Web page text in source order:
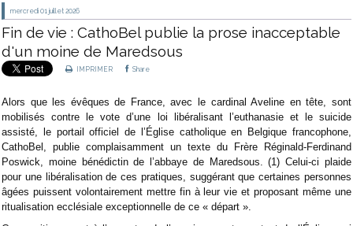
mercredi 01 juillet 2026
Fin de vie : CathoBel publie la prose inacceptable
d'un moine de Maredsous
IMPRIMER Share
Alors que les évêques de France, avec le cardinal Aveline en tête, sont
mobilisés contre le vote d’une loi libéralisant l’euthanasie et le suicide
assisté, le portail officiel de l’Église catholique en Belgique francophone,
CathoBel, publie complaisamment un texte du Frère Réginald-Ferdinand
Poswick, moine bénédictin de l’abbaye de Maredsous. (1) Celui-ci plaide
pour une libéralisation de ces pratiques, suggérant que certaines personnes
âgées puissent volontairement mettre fin à leur vie et proposant même une
ritualisation ecclésiale exceptionnelle de ce « départ ».